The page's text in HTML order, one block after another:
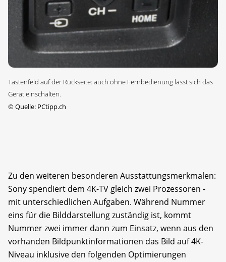
Tastenfeld auf der Rückseite: auch ohne Fernbedienung lässt sich das
Gerät einschalten.
©Quelle: PCtipp.ch
Zu den weiteren besonderen Ausstattungsmerkmalen:
Sony spendiert dem 4K-TV gleich zwei Prozessoren -
mit unterschiedlichen Aufgaben. Während Nummer
eins für die Bilddarstellung zuständig ist, kommt
Nummer zwei immer dann zum Einsatz, wenn aus den
vorhanden Bildpunktinformationen das Bild auf 4K-
Niveau inklusive den folgenden Optimierungen